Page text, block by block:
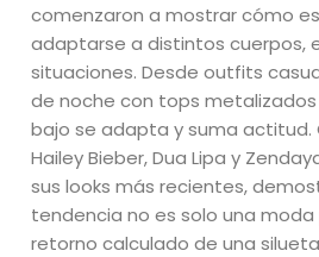
comenzaron a mostrar cómo
adaptarse a distintos cuerpos,
situaciones. Desde outfits
de noche con tops
bajo se adapta y suma actitud.
Hailey Bieber, Dua Lipa y
sus looks más recientes,
tendencia no es solo una moda
retorno calculado de una